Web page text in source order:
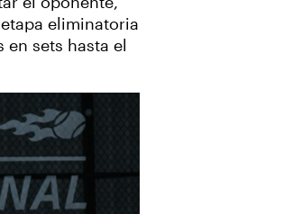
eliminatoria
sets hasta el